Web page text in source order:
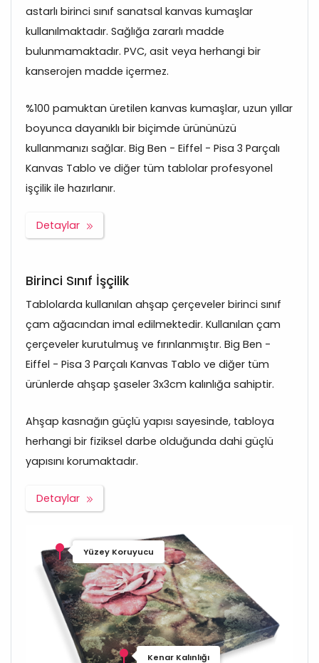
astarlı birinci sınıf sanatsal kanvas kumaşlar
kullanılmaktadır. Sağlığa zararlı madde
bulunmamaktadır. PVC, asit veya herhangi bir
kanserojen madde içermez.
%100 pamuktan üretilen kanvas kumaşlar, uzun yıllar
boyunca dayanıklı bir biçimde ürününüzü
kullanmanızı sağlar. Big Ben - Eiffel - Pisa 3 Parçalı
Kanvas Tablo ve diğer tüm tablolar profesyonel
işçilik ile hazırlanır.
Detaylar
Birinci Sınıf İşçilik
Tablolarda kullanılan ahşap çerçeveler birinci sınıf
çam ağacından imal edilmektedir. Kullanılan çam
çerçeveler kurutulmuş ve fırınlanmıştır. Big Ben -
Eiffel - Pisa 3 Parçalı Kanvas Tablo ve diğer tüm
ürünlerde ahşap şaseler 3x3cm kalınlığa sahiptir.
Ahşap kasnağın güçlü yapısı sayesinde, tabloya
herhangi bir fiziksel darbe olduğunda dahi güçlü
yapısını korumaktadır.
Detaylar
Yüzey Koruyucu
Kenar Kalınlığı